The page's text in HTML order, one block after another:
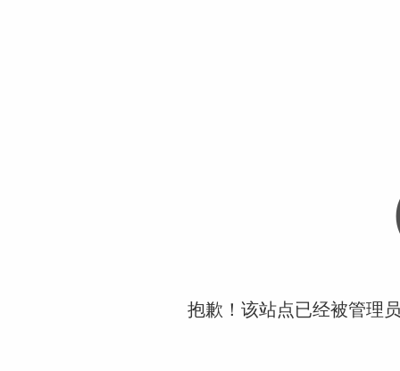
抱歉！该站点已经被管理